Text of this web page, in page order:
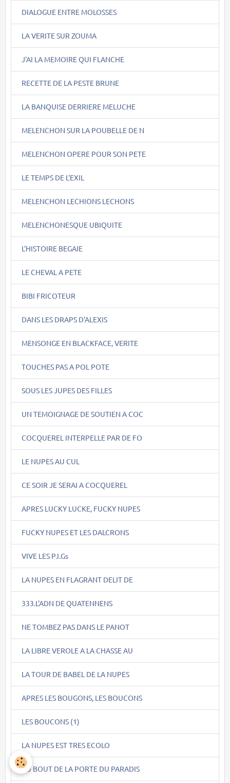
DIALOGUE ENTRE MOLOSSES
LA VERITE SUR ZOUMA
J'AI LA MEMOIRE QUI FLANCHE
RECETTE DE LA PESTE BRUNE
LA BANQUISE DERRIERE MELUCHE
MELENCHON SUR LA POUBELLE DE N
MELENCHON OPERE POUR SON PETE
LE TEMPS DE L'EXIL
MELENCHON LECHIONS LECHONS
MELENCHONESQUE UBIQUITE
L'HISTOIRE BEGAIE
LE CHEVAL A PETE
BIBI FRICOTEUR
DANS LES DRAPS D'ALEXIS
MENSONGE EN BLACKFACE, VERITE
TOUCHES PAS A POL POTE
SOUS LES JUPES DES FILLES
UN TEMOIGNAGE DE SOUTIEN A COC
COCQUEREL INTERPELLE PAR DE FO
LE NUPES AU CUL
CE SOIR JE SERAI A COCQUEREL
APRES LUCKY LUCKE, FUCKY NUPES
FUCKY NUPES ET LES DALCRONS
VIVE LES P.I.Gs
LA NUPES EN FLAGRANT DELIT DE
333.L'ADN DE QUATENNENS
NE TOMBEZ PAS DANS LE PANOT
LA LIBRE VEROLE A LA CHASSE AU
LA TOUR DE BABEL DE LA NUPES
APRES LES BOUGONS, LES BOUCONS
LES BOUCONS (1)
LA NUPES EST TRES ECOLO
AU BOUT DE LA PORTE DU PARADIS